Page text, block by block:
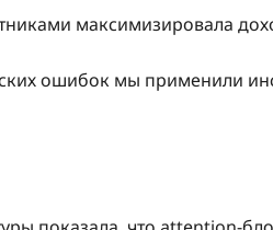
максимизировала
ошибок мы применили